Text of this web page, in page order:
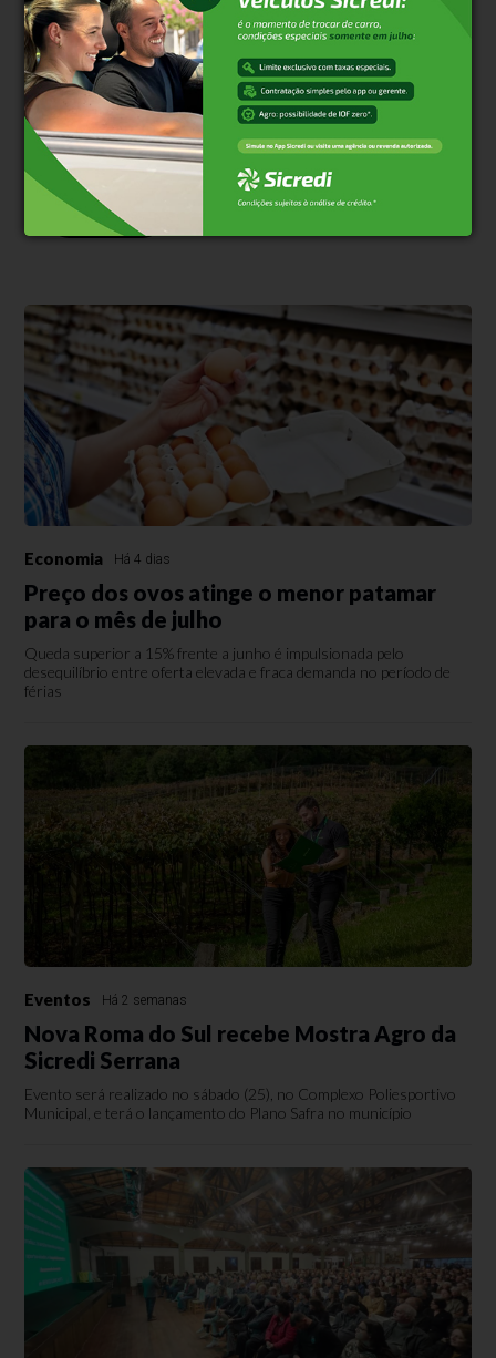
* O conteúdo de cada comentário é de responsabilidade de quem
realizá-lo. Nos reservamos ao direito de reprovar ou eliminar
comentários em desacordo com o propósito do site ou que
contenham palavras ofensivas.
500caracteres restantes.
Comentar
Economia Há 4 dias
Preço dos ovos atinge o menor patamar
para o mês de julho
Queda superior a 15% frente a junho é impulsionada pelo
desequilíbrio entre oferta elevada e fraca demanda no período de
férias
Eventos Há 2 semanas
Nova Roma do Sul recebe Mostra Agro da
Sicredi Serrana
Evento será realizado no sábado (25), no Complexo Poliesportivo
Municipal, e terá o lançamento do Plano Safra no município